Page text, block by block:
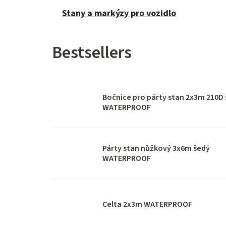
Stany a markýzy pro vozidlo
Bestsellers
Bočnice pro párty stan 2x3m 210D
WATERPROOF
Párty stan nůžkový 3x6m šedý
WATERPROOF
Celta 2x3m WATERPROOF